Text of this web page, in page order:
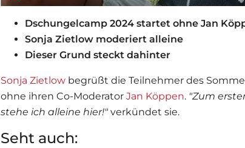
Dschungelcamp 2024 startet ohne Jan
Sonja Zietlow moderiert alleine
Dieser Grund steckt dahinter
Sonja Zietlow begrüßt die Teilnehmer des
ohne ihren Co-Moderator Jan Köppen. "Zum
stehe ich alleine hier!" verkündet sie.
Seht auch: